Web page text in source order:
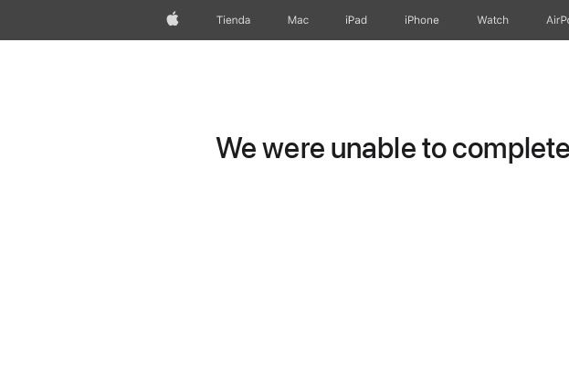
AppleTienda Mac iPad iPhone Watch
We were unable to